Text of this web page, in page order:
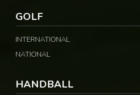
GOLF
INTERNATIONAL
NATIONAL
HANDBALL